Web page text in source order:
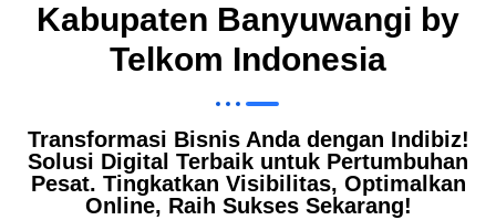
Kabupaten Banyuwangi by
Telkom Indonesia
Transformasi Bisnis Anda dengan Indibiz!
Solusi Digital Terbaik untuk Pertumbuhan
Pesat. Tingkatkan Visibilitas, Optimalkan
Online, Raih Sukses Sekarang!